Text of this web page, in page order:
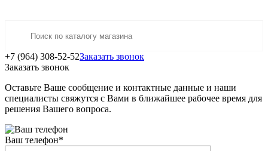
+7 (964) 308-52-52Заказать звонок
Заказать звонок
Оставьте Ваше сообщение и контактные данные и наши
специалисты свяжутся с Вами в ближайшее рабочее время для
решения Вашего вопроса.
Ваш телефон*